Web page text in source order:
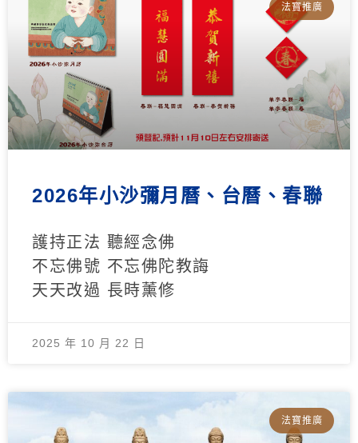
法寶推廣
2026年小沙彌月曆、台曆、春聯
護持正法 聽經念佛
不忘佛號 不忘佛陀教誨
天天改過 長時薰修
2025 年 10 月 22 日
法寶推廣